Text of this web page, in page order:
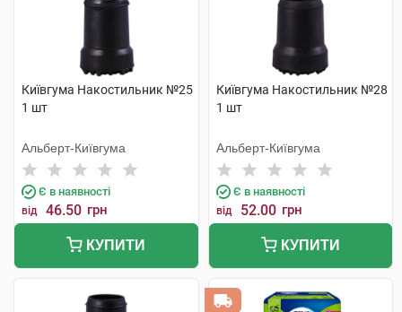
Київгума Накостильник №25
1 шт
Альберт-Київгума
Є в наявності
від 46.50 грн
КУПИТИ
Київгума Накостильник №28
1 шт
Альберт-Київгума
Є в наявності
від 52.00 грн
КУПИТИ